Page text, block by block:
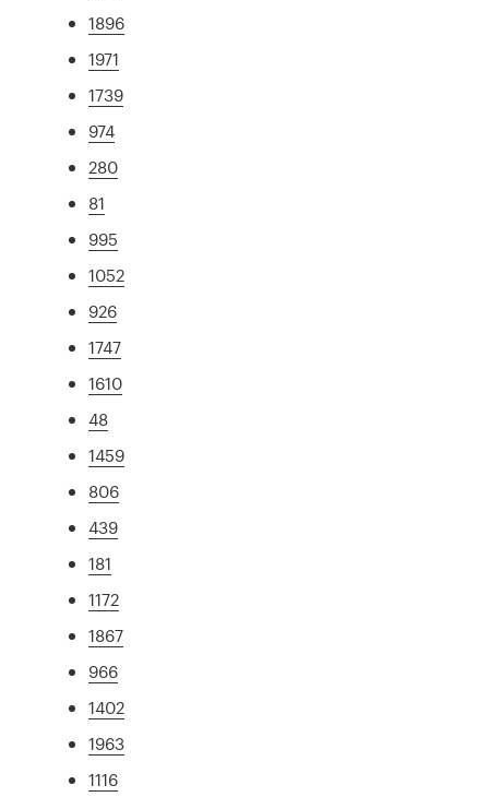
1896
1971
1739
974
280
81
995
1052
926
1747
1610
48
1459
806
439
181
1172
1867
966
1402
1963
1116